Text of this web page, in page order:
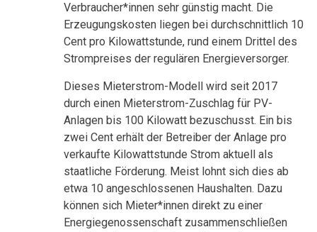
Verbraucher*innen sehr günstig macht. Die
Erzeugungskosten liegen bei durchschnittlich 10
Cent pro Kilowattstunde, rund einem Drittel des
Strompreises der regulären Energieversorger.
Dieses Mieterstrom-Modell wird seit 2017
durch einen Mieterstrom-Zuschlag für PV-
Anlagen bis 100 Kilowatt bezuschusst. Ein bis
zwei Cent erhält der Betreiber der Anlage pro
verkaufte Kilowattstunde Strom aktuell als
staatliche Förderung. Meist lohnt sich dies ab
etwa 10 angeschlossenen Haushalten. Dazu
können sich Mieter*innen direkt zu einer
Energiegenossenschaft zusammenschließen